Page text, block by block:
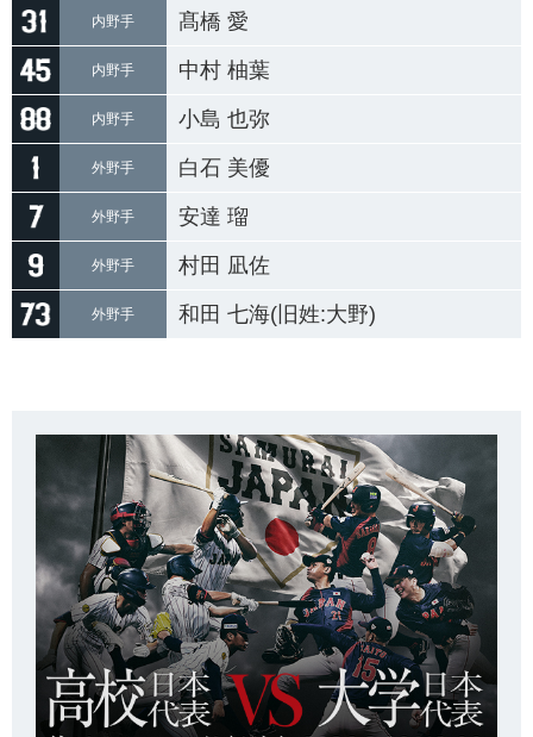
内野手 髙橋 愛
内野手 中村 柚葉
内野手 小島 也弥
外野手 白石 美優
外野手 安達 瑠
外野手 村田 凪佐
外野手 和田 七海(旧姓:大野)